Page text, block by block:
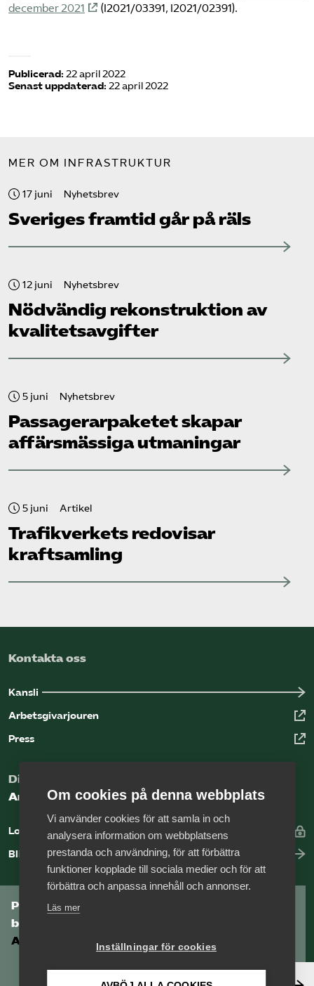
december 2021
(I2021/03391, I2021/02391).
Publicerad: 22 april 2022
Senast uppdaterad: 22 april 2022
MER OM INFRASTRUKTUR
17 juni Nyhetsbrev
Sveriges framtid går på räls
12 juni Nyhetsbrev
Nödvändig rekonstruktion av
kvalitetsavgifter
5 juni Nyhetsbrev
Passagerarpaketet skapar
affärsmässiga utmaningar
5 juni Artikel
Trafikverkets redovisar
kraftsamling
Kontakta oss
Kansli
Arbetsgivarjouren
Press
Digital kunskapsbank för arbetsgivare
Arbetsgivarguiden
Logga in
Bli medlem
Prenumerera på Tågföretagens
branschnyhetsbrev
Aktuell info direkt i din inkorg.
Om cookies på denna webbplats
Vi använder cookies för att samla in och
analysera information om webbplatsens
prestanda och användning, för att förbättra
funktioner kopplade till sociala medier och för att
förbättra och anpassa innehåll och annonser.
Läs mer
Inställningar för cookies